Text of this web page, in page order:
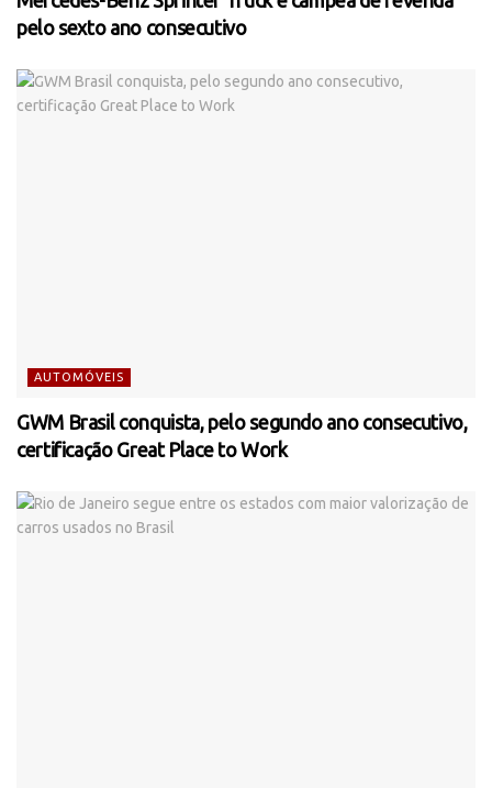
pelo sexto ano consecutivo
AUTOMÓVEIS
GWM Brasil conquista, pelo segundo ano consecutivo,
certificação Great Place to Work